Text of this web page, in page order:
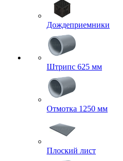
Дождеприемники
Штрипс 625 мм
Отмотка 1250 мм
Плоский лист